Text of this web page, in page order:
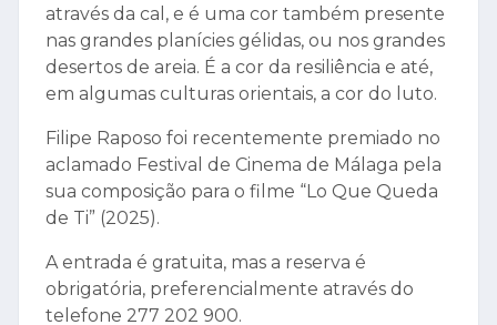
através da cal, e é uma cor também presente
nas grandes planícies gélidas, ou nos grandes
desertos de areia. É a cor da resiliência e até,
em algumas culturas orientais, a cor do luto.
Filipe Raposo foi recentemente premiado no
aclamado Festival de Cinema de Málaga pela
sua composição para o filme “Lo Que Queda
de Ti” (2025).
A entrada é gratuita, mas a reserva é
obrigatória, preferencialmente através do
telefone 277 202 900.